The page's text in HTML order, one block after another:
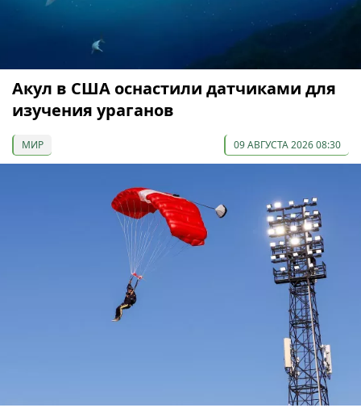
Акул в США оснастили датчиками для
изучения ураганов
МИР 09 АВГУСТА 2026 08:30